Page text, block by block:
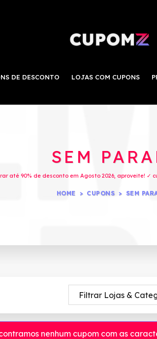
DE DESCONTO LOJAS COM CUPONS
SEM
até 90% de desconto em Agosto 2026, aproveite! ✓
HOME CUPONS SEM
Filtrar Lojas &
nenhum cupom com as